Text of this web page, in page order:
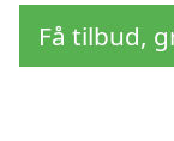
Få tilbud,